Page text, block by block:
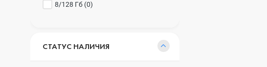
8/128 Гб (0)
СТАТУС НАЛИЧИЯ